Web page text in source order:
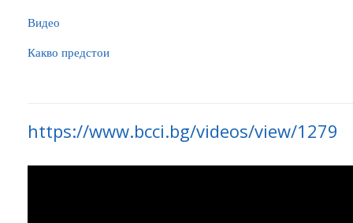
Видео
Какво предстои
https://www.bcci.bg/videos/view/1279